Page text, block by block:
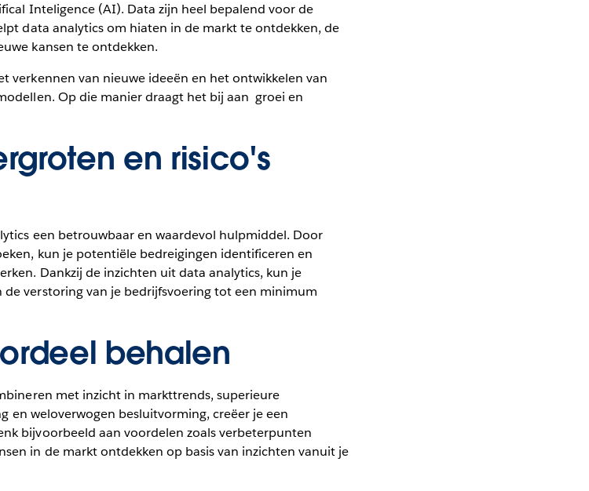
Inteligence (AI). Data zijn heel bepalend voor de
data analytics om hiaten in de markt te ontdekken, de
kansen te ontdekken.
verkennen van nieuwe ideeën en het ontwikkelen van
Op die manier draagt het bij aan groei en
en risico's
een betrouwbaar en waardevol hulpmiddel. Door
kun je potentiële bedreigingen identificeren en
Dankzij de inzichten uit data analytics, kun je
de verstoring van je bedrijfsvoering tot een minimum
behalen
met inzicht in markttrends, superieure
en weloverwogen besluitvorming, creëer je een
bijvoorbeeld aan voordelen zoals verbeterpunten
in de markt ontdekken op basis van inzichten vanuit je